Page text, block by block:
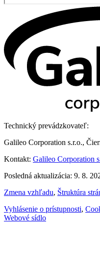
Technický prevádzkovateľ:
Galileo Corporation s.r.o.,
Kontakt: Galileo Corporation
Posledná aktualizácia: 9. 8.
Zmena vzhľadu, Štruktúra
Vyhlásenie o prístupnosti,
Webové sídlo